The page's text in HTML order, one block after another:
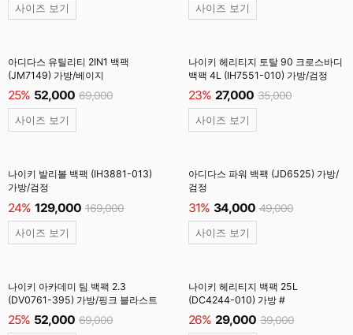
사이즈 보기 사이즈 보기
아디다스 유틸리티 2IN1 백팩
(JM7149) 가방/베이지
25% 52,000 69,000
사이즈 보기
나이키 헤리티지 토탈 90 크로스바디
백팩 4L (IH7551-010) 가방/검정
23% 27,000 35,000
사이즈 보기
나이키 발리볼 백팩 (IH3881-013)
가방/검정
24% 129,000 169,000
사이즈 보기
아디다스 파워 백팩 (JD6525) 가방/
검정
31% 34,000 49,000
사이즈 보기
나이키 아카데미 팀 백팩 2.3
(DV0761-395) 가방/핑크 블라스트
25% 52,000 69,000
나이키 헤리티지 백팩 25L
(DC4244-010) 가방 #
26% 29,000 39,000